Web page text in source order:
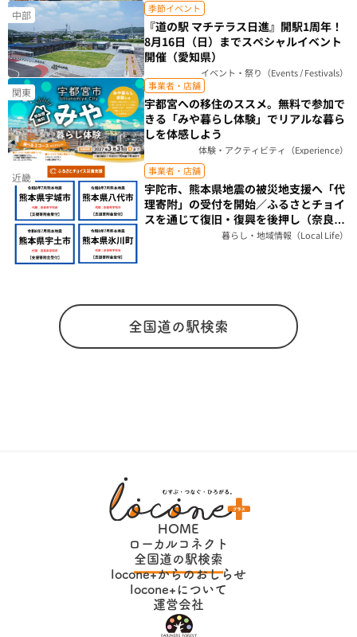
中部 季節イベント
『道の駅 マチテラス日進』開駅1周年！
8月16日（日）までスペシャルイベント
開催（愛知県）
イベント・祭り（Events / Festivals）
関東 事業者・店舗
宇都宮への移住のススメ。無料で参加で
きる「みや暮らし体験」でリアルな暮ら
しを体感しよう
体験・アクティビティ（Experience）
近畿 事業者・店舗
宇陀市、熊本県地震の被災地支援へ「代
理寄附」の受付を開始／ふるさとチョイ
スを通じて復旧・復興を後押し（奈良
暮らし・地域情報（Local Life）
全国道の駅検索
HOME
ローカルコネクト
全国道の駅検索
locone+からのおしらせ
locone+について
運営会社